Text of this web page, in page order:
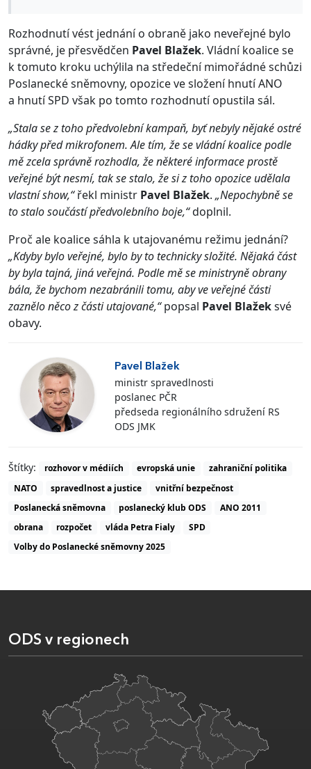
Rozhodnutí vést jednání o obraně jako neveřejné bylo
správné, je přesvědčen Pavel Blažek. Vládní koalice se
k tomuto kroku uchýlila na středeční mimořádné schůzi
Poslanecké sněmovny, opozice ve složení hnutí ANO
a hnutí SPD však po tomto rozhodnutí opustila sál.
„Stala se z toho předvolební kampaň, byť nebyly nějaké ostré
hádky před mikrofonem. Ale tím, že se vládní koalice podle
mě zcela správně rozhodla, že některé informace prostě
veřejné být nesmí, tak se stalo, že si z toho opozice udělala
vlastní show,“řekl ministr Pavel Blažek. „Nepochybně se
to stalo součástí předvolebního boje,“doplnil.
Proč ale koalice sáhla k utajovanému režimu jednání?
„Kdyby bylo veřejné, bylo by to technicky složité. Nějaká část
by byla tajná, jiná veřejná. Podle mě se ministryně obrany
bála, že bychom nezabránili tomu, aby ve veřejné části
zaznělo něco z části utajované,“popsal Pavel Blažeksvé
obavy.
Pavel Blažek
ministr spravedlnosti
poslanec PČR
předseda regionálního sdružení RS
ODS JMK
Štítky: rozhovor v médiích evropská unie
zahraniční politika
NATO
spravedlnost a justice
vnitřní bezpečnost
Poslanecká sněmovna
poslanecký klub ODS
ANO 2011
obrana
rozpočet vláda Petra Fialy
SPD
Volby do Poslanecké sněmovny 2025
ODS v regionech